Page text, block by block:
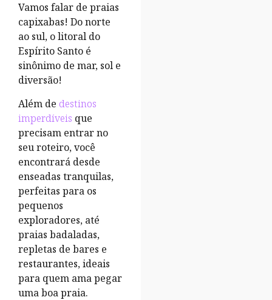
Vamos falar de praias
capixabas! Do norte
ao sul, o litoral do
Espírito Santo é
sinônimo de mar, sol e
diversão!
Além de destinos
imperdíveis que
precisam entrar no
seu roteiro, você
encontrará desde
enseadas tranquilas,
perfeitas para os
pequenos
exploradores, até
praias badaladas,
repletas de bares e
restaurantes, ideais
para quem ama pegar
uma boa praia.